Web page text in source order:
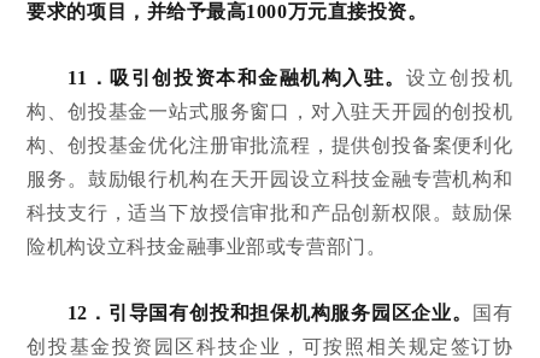
要求的项目，并给予最高1000万元直接投资。
11．吸引创投资本和金融机构入驻。 设立创投机
构、创投基金一站式服务窗口，对入驻天开园的创投机
构、创投基金优化注册审批流程，提供创投备案便利化
服务。鼓励银行机构在天开园设立科技金融专营机构和
科技支行，适当下放授信审批和产品创新权限。鼓励保
险机构设立科技金融事业部或专营部门。
12．引导国有创投和担保机构服务园区企业。
国有
创投基金投资园区科技企业，可按照相关规定签订协